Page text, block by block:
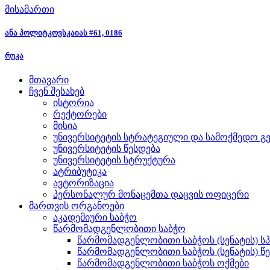
მისამართი
ანა პოლიტკოვსკაიას #61, 0186
რუკა
მთავარი
ჩვენ შესახებ
ისტორია
რექტორები
მისია
უნივერსიტეტის სტრატეგიული და სამოქმედო
უნივერსიტეტის წესდება
უნივერსიტეტის სტრუქტურა
ატრიბუტიკა
ავტორიზაცია
პერსონალურ მონაცემთა დაცვის ოფიცერი
მართვის ორგანოები
აკადემიური საბჭო
წარმომადგენლობითი საბჭო
წარმომადგენლობითი საბჭოს (სენატის)
წარმომადგენლობითი საბჭოს (სენატის)
წარმომადგენლობითი საბჭოს ოქმები